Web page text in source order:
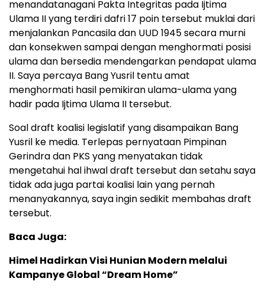
menandatanagani Pakta Integritas pada Ijtima
Ulama II yang terdiri dafri 17 poin tersebut muklai dari
menjalankan Pancasila dan UUD 1945 secara murni
dan konsekwen sampai dengan menghormati posisi
ulama dan bersedia mendengarkan pendapat ulama
II. Saya percaya Bang Yusril tentu amat
menghormati hasil pemikiran ulama-ulama yang
hadir pada Ijtima Ulama II tersebut.
Soal draft koalisi legislatif yang disampaikan Bang
Yusril ke media. Terlepas pernyataan Pimpinan
Gerindra dan PKS yang menyatakan tidak
mengetahui hal ihwal draft tersebut dan setahu saya
tidak ada juga partai koalisi lain yang pernah
menanyakannya, saya ingin sedikit membahas draft
tersebut.
Baca Juga:
Himel Hadirkan Visi Hunian Modern melalui
Kampanye Global “Dream Home”